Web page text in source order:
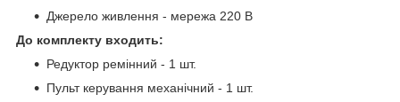
Джерело живлення - мережа 220 В
До комплекту входить:
Редуктор ремінний - 1 шт.
Пульт керування механічний - 1 шт.